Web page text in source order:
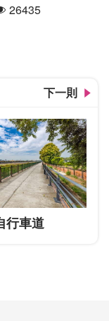
氣
26435
下一則
行車道